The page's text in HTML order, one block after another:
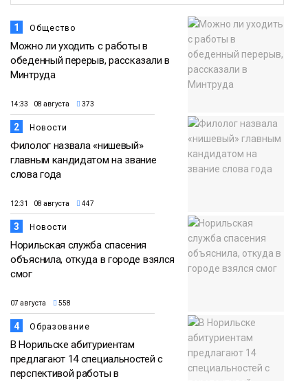
1 Общество
Можно ли уходить с работы в
обеденный перерыв, рассказали в
Минтруда
14:33 08 августа 373
2 Новости
Филолог назвала «нишевый»
главным кандидатом на звание
слова года
12:31 08 августа 447
3 Новости
Норильская служба спасения
объяснила, откуда в городе взялся
смог
07 августа 558
4 Образование
В Норильске абитуриентам
предлагают 14 специальностей с
перспективой работы в